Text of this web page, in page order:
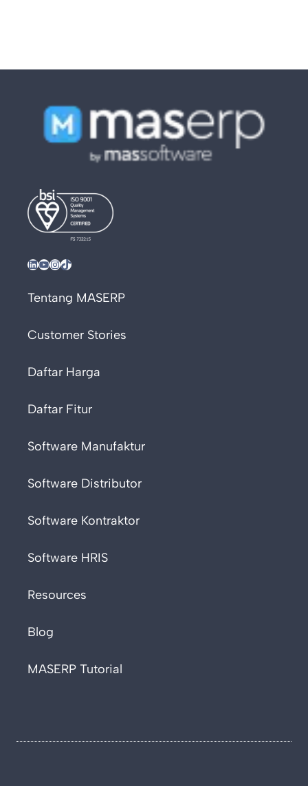
LinkedIn YouTube InstagramTikTok
Tentang MASERP
Customer Stories
Daftar Harga
Daftar Fitur
Software Manufaktur
Software Distributor
Software Kontraktor
Software HRIS
Resources
Blog
MASERP Tutorial